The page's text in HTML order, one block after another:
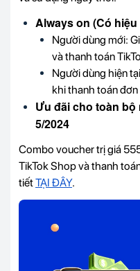
Always on (Có
Người dùng mới:
và thanh toán
Người dùng hiện
khi thanh toán đơn
Ưu đãi cho toàn
5/2024
Combo voucher trị giá
TikTok Shop và thanh
tiếtTẠI ĐÂY.